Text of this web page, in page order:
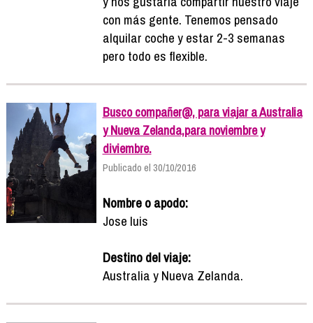
con más gente. Tenemos pensado
alquilar coche y estar 2-3 semanas
pero todo es flexible.
Busco compañer@, para viajar a Australia
y Nueva Zelanda,para noviembre y
diviembre.
Publicado el 30/10/2016
Nombre o apodo:
Jose luis
Destino del viaje:
Australia y Nueva Zelanda.